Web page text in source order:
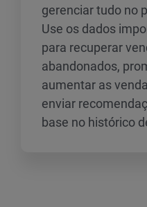
gerenciar tudo no
Use os dados
para recuperar
abandonados,
aumentar as
enviar
base no histórico